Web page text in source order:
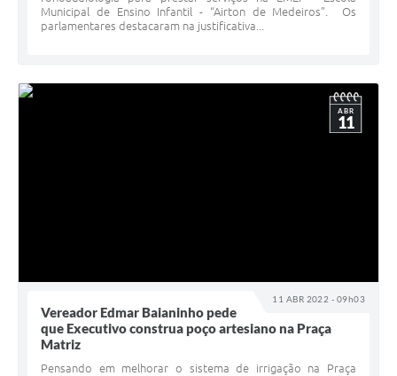
Municipal de Ensino Infantil - “Airton de Medeiros”. Os
parlamentares destacaram na justificativa...
11 ABR 2022 - 09h03
ABR
11
Vereador Edmar Baianinho pede
que Executivo construa poço artesiano na Praça
Matriz
Pensando em melhorar o sistema de irrigação na Praça